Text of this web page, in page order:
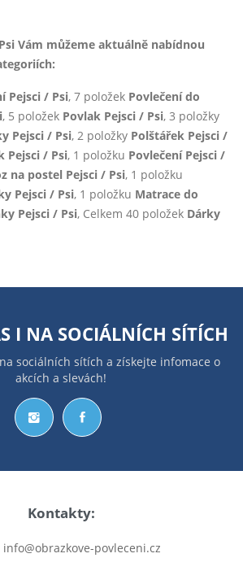
Vám můžeme aktuálně nabídnou
Pejsci / Psi, 7 položek Povlečení do
, 5 položek Povlak Pejsci / Psi, 3 položky
Pejsci / Psi, 2 položky Polštářek Pejsci /
Pejsci / Psi, 1 položku Povlečení Pejsci /
na postel Pejsci / Psi, 1 položku
Pejsci / Psi, 1 položku Matrace do
Pejsci / Psi, Celkem 40 položek Dárky
I NA SOCIÁLNÍCH SÍTÍCH
sociálních sítích a získejte infomace o
akcích a slevách!
Kontakty:
info@obrazkove-povleceni.cz